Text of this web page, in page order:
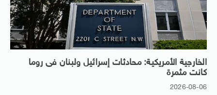
الخارجية الأمريكية: محادثات إسرائيل ولبنان فى روما
كانت مثمرة
2026-08-06